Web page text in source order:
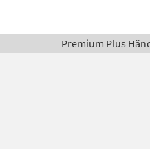
Premium Plus